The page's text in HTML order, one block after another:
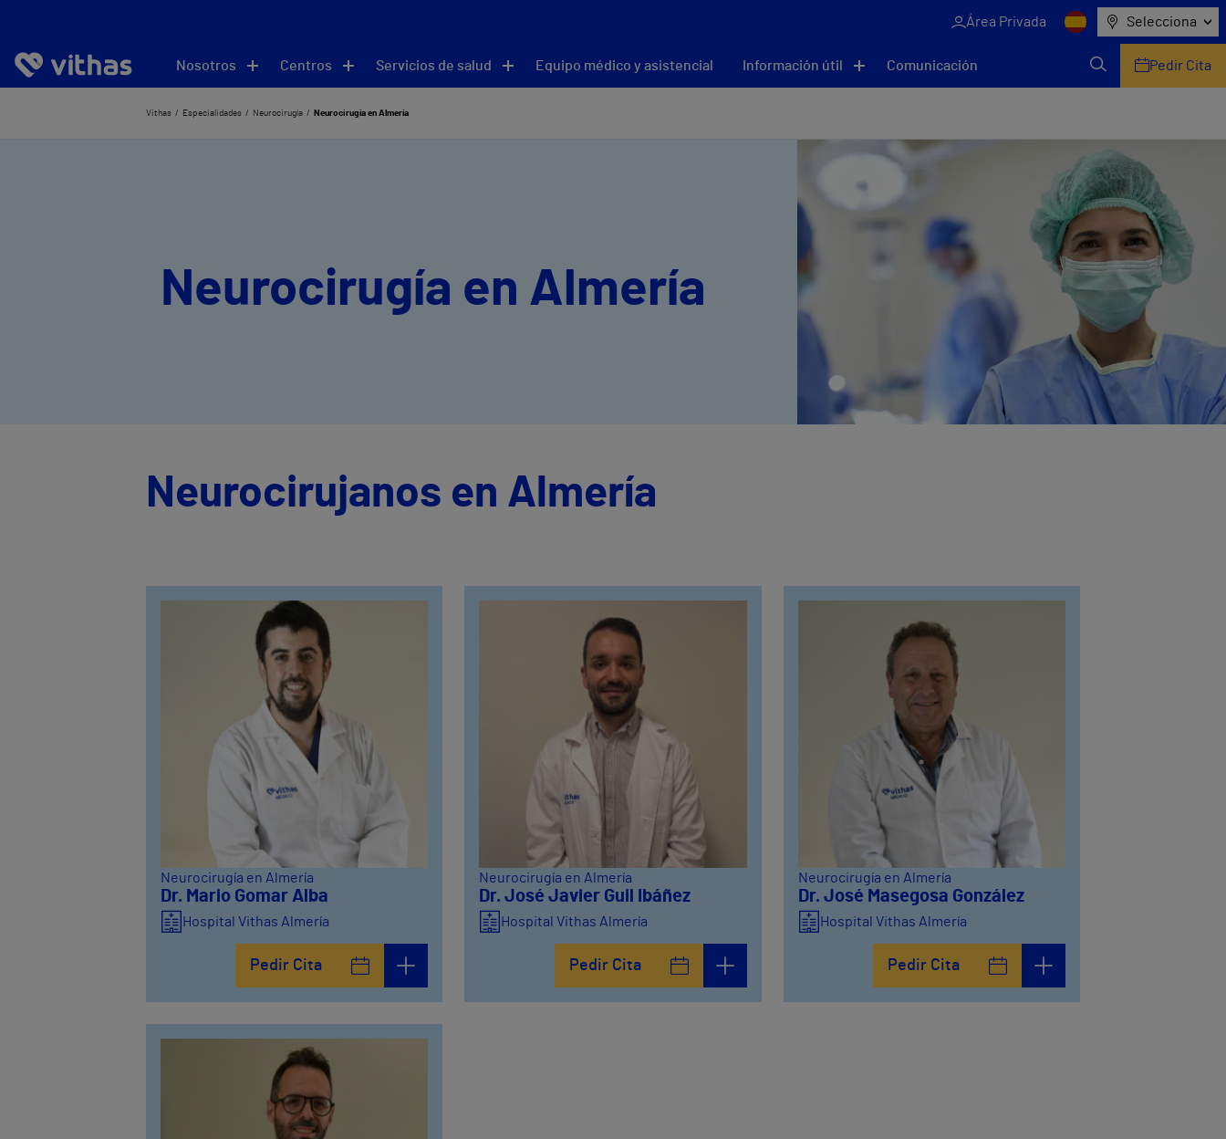
Área Privada Selecciona
Nosotros Centros Servicios de salud Equipo médico y asistencial Información útil Comunicación Pedir Cita
Vithas Especialidades Neurocirugía Neurocirugía en Almería
Neurocirugía en Almería
Neurocirujanos en Almería
Neurocirugía en Almería
Dr. Mario Gomar Alba
Hospital Vithas Almería
Pedir Cita
Neurocirugía en Almería
Dr. José Javier Guil Ibáñez
Hospital Vithas Almería
Pedir Cita
Neurocirugía en Almería
Dr. José Masegosa González
Hospital Vithas Almería
Pedir Cita